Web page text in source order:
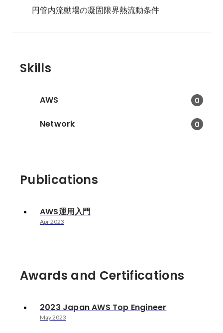
円管内流動場の凝固限界熱流動条件
Skills
AWS 0
Network 0
Publications
AWS運用入門
Apr 2023
Awards and Certifications
2023 Japan AWS Top Engineer
May 2023